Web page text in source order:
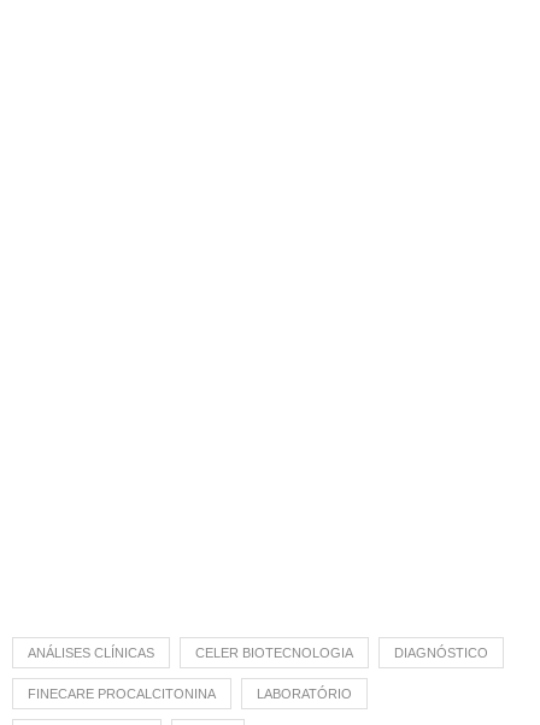
ANÁLISES CLÍNICAS CELER BIOTECNOLOGIA DIAGNÓSTICO
FINECARE PROCALCITONINA LABORATÓRIO